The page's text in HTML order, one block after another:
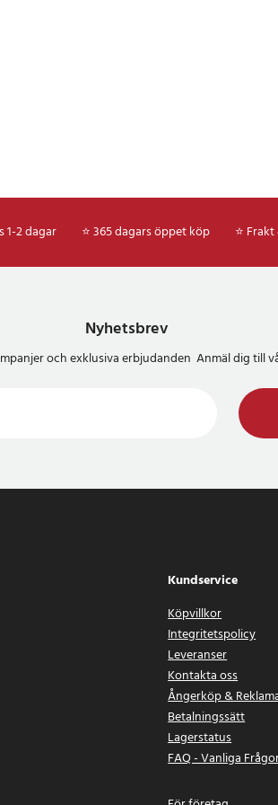
1-2 dagar ⭐ 365 dagars öppet köp ⭐
Nyhetsbrev
och exklusiva erbjudanden Anmäl dig till
Kundservice
Köpvillkor
Integritetspolicy
Leveranser
Kontakta oss
Ångerköp &
Betalningssätt
Lagerstatus
FAQ - Vanliga